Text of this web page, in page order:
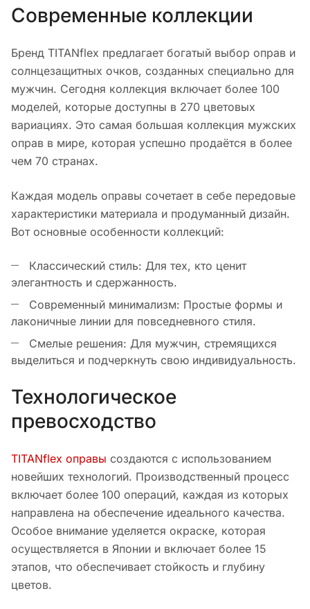
Современные коллекции
Бренд TITANflex предлагает богатый выбор оправ и
солнцезащитных очков, созданных специально для
мужчин. Сегодня коллекция включает более 100
моделей, которые доступны в 270 цветовых
вариациях. Это самая большая коллекция мужских
оправ в мире, которая успешно продаётся в более
чем 70 странах.
Каждая модель оправы сочетает в себе передовые
характеристики материала и продуманный дизайн.
Вот основные особенности коллекций:
Классический стиль: Для тех, кто ценит
элегантность и сдержанность.
Современный минимализм: Простые формы и
лаконичные линии для повседневного стиля.
Смелые решения: Для мужчин, стремящихся
выделиться и подчеркнуть свою индивидуальность.
Технологическое
превосходство
TITANflex оправы создаются с использованием
новейших технологий. Производственный процесс
включает более 100 операций, каждая из которых
направлена на обеспечение идеального качества.
Особое внимание уделяется окраске, которая
осуществляется в Японии и включает более 15
этапов, что обеспечивает стойкость и глубину
цветов.